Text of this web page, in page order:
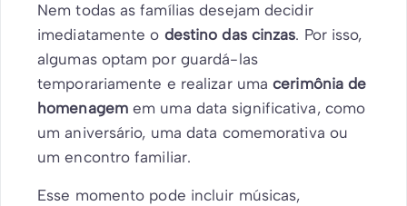
Nem todas as famílias desejam decidir
imediatamente o destino das cinzas. Por isso,
algumas optam por guardá-las
temporariamente e realizar umacerimônia de
homenagemem uma data significativa, como
um aniversário, uma data comemorativa ou
um encontro familiar.
Esse momento pode incluir músicas,